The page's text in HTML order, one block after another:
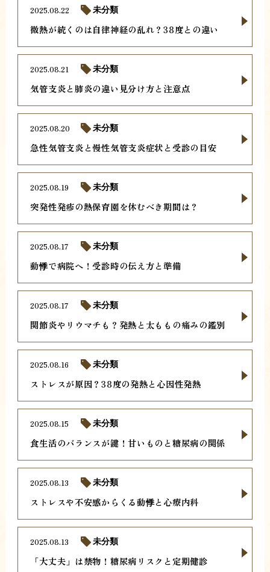
微熱が続くのは自律神経の乱れ？38度との違い
2025.08.22 未分類
気管支炎と肺炎の違い見分け方と注意点
2025.08.21 未分類
急性気管支炎と慢性気管支炎症状と受診の目安
2025.08.20 未分類
突発性発疹の熱保育園を休むべき期間は？
2025.08.19 未分類
動悸で病院へ！受診時の伝え方と準備
2025.08.17 未分類
関節炎やリウマチも？発熱と太ももの痛みの鑑別
2025.08.17 未分類
ストレスが原因？38度の発熱と心因性発熱
2025.08.16 未分類
食生活のバランスが鍵！甘いものと糖尿病の関係
2025.08.15 未分類
ストレスや不安感からくる動悸と心療内科
2025.08.13 未分類
「大丈夫」は禁物！糖尿病リスクと定期健診
2025.08.13 未分類